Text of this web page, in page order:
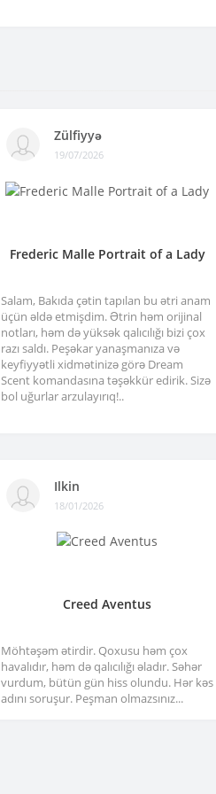
Zülfiyyə
19/07/2026
Frederic Malle Portrait of a Lady
Salam, Bakıda çətin tapılan bu ətri anam
üçün əldə etmişdim. Ətrin həm orijinal
notları, həm də yüksək qalıcılığı bizi çox
razı saldı. Peşəkar yanaşmanıza və
keyfiyyətli xidmətinizə görə Dream
Scent komandasına təşəkkür edirik. Sizə
bol uğurlar arzulayırıq!..
Ilkin
18/01/2026
Creed Aventus
Möhtəşəm ətirdir. Qoxusu həm çox
havalıdır, həm də qalıcılığı əladır. Səhər
vurdum, bütün gün hiss olundu. Hər kəs
adını soruşur. Peşman olmazsınız...